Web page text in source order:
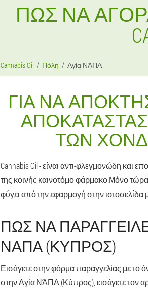
ΠΏΣ ΝΑ
Cannabis Oil Πόλη Αγία ΝΆΠΑ
ΓΙΑ ΝΑ
ΤΩΝ
Cannabis Oil - είναι αντι-φλεγμονώδη και
της κοινής καινοτόμο φάρμακο.Μόνο τώρα
φύγει από την εφαρμογή στην
ΠΏΣ ΝΑ
ΝΆΠΑ (ΚΎΠΡΟΣ)
Εισάγετε στην φόρμα παραγγελίας με το
στην Αγία ΝΆΠΑ (Κύπρος), εισάγετε τον